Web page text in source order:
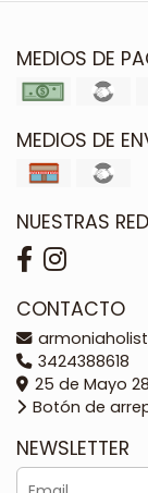
MEDIOS DE
MEDIOS DE
NUESTRAS
CONTACTO
3424388618
25 de Mayo
Botón de
NEWSLETTER